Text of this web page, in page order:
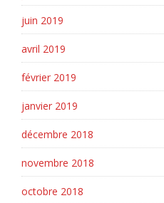
juin 2019
avril 2019
février 2019
janvier 2019
décembre 2018
novembre 2018
octobre 2018